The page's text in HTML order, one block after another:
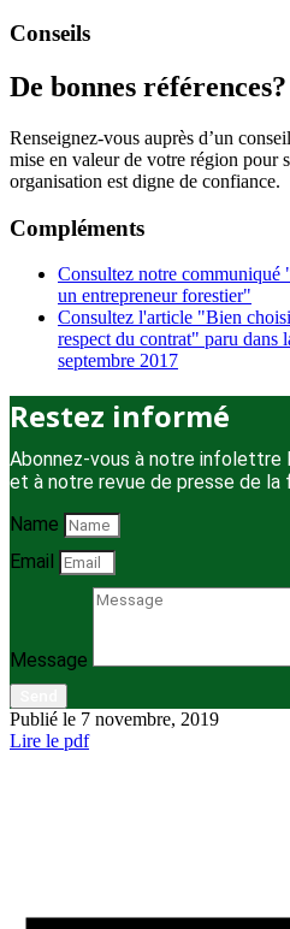
Conseils
De bonnes références?
Renseignez-vous auprès d’un
mise en valeur de votre région pour
organisation est digne de confiance.
Compléments
Consultez notre communiqué
un entrepreneur forestier"
Consultez l'article "Bien
respect du contrat" paru dans
septembre 2017
Restez informé
Abonnez-vous à notre infolettre
et à notre revue de presse de la
Name
Email
Message
Publié le 7 novembre, 2019
Lire le pdf